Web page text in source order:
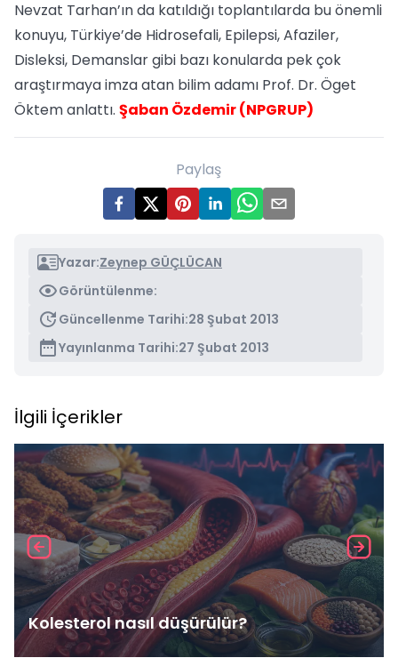
Nevzat Tarhan’ın da katıldığı toplantılarda bu önemli
konuyu, Türkiye’de Hidrosefali, Epilepsi, Afaziler,
Disleksi, Demanslar gibi bazı konularda pek çok
araştırmaya imza atan bilim adamı Prof. Dr. Öget
Öktem anlattı. Şaban Özdemir (NPGRUP)
Paylaş
Yazar:Zeynep GÜÇLÜCAN
Görüntülenme:
Güncellenme Tarihi:28 Şubat 2013
Yayınlanma Tarihi:27 Şubat 2013
İlgili İçerikler
Kolesterol nasıl düşürülür?